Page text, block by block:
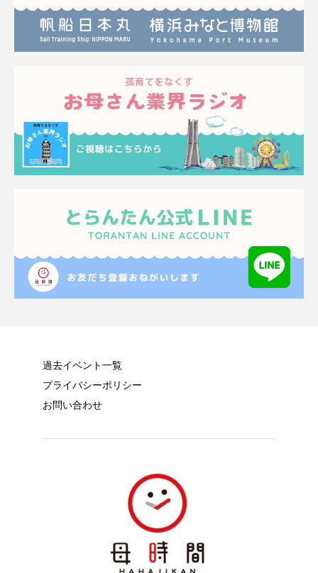
過去イベント一覧
プライバシーポリシー
お問い合わせ